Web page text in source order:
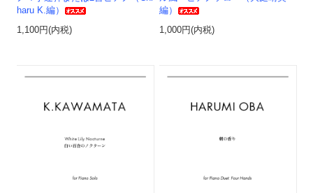
haru K.編）
1,100円(内税)
編）
1,000円(内税)